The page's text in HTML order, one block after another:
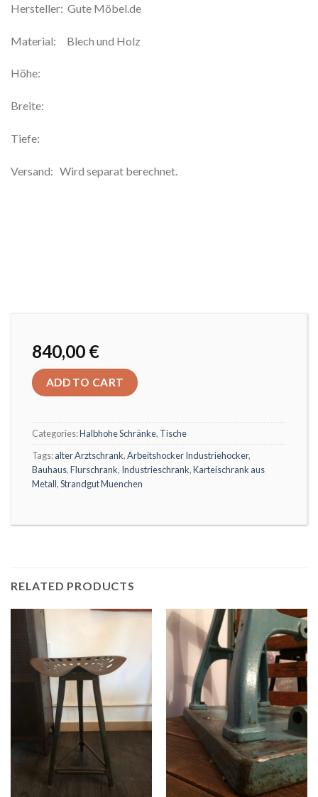
Hersteller: Gute Möbel.de
Material: Blech und Holz
Höhe:
Breite:
Tiefe:
Versand: Wird separat berechnet.
840,00 €
ADD TO CART
Categories:Halbhohe Schränke, Tische
Tags:alter Arztschrank,Arbeitshocker Industriehocker,
Bauhaus,Flurschrank, Industrieschrank,Karteischrank aus
Metall,Strandgut Muenchen
RELATED PRODUCTS